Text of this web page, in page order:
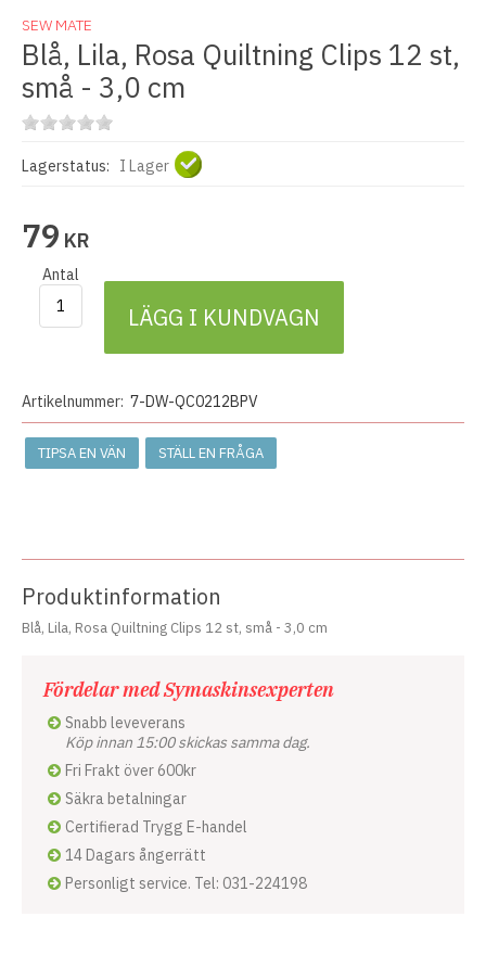
SEW MATE
Blå, Lila, Rosa Quiltning Clips 12 st,
små - 3,0 cm
Lagerstatus: I Lager
79 KR
Antal
LÄGG I KUNDVAGN
Artikelnummer: 7-DW-QC0212BPV
TIPSA EN VÄN STÄLL EN FRÅGA
Produktinformation
Blå, Lila, Rosa Quiltning Clips 12 st, små - 3,0 cm
Fördelar med Symaskinsexperten
Snabb leveverans
Köp innan 15:00 skickas samma dag.
Fri Frakt över 600kr
Säkra betalningar
Certifierad Trygg E-handel
14 Dagars ångerrätt
Personligt service. Tel: 031-224198